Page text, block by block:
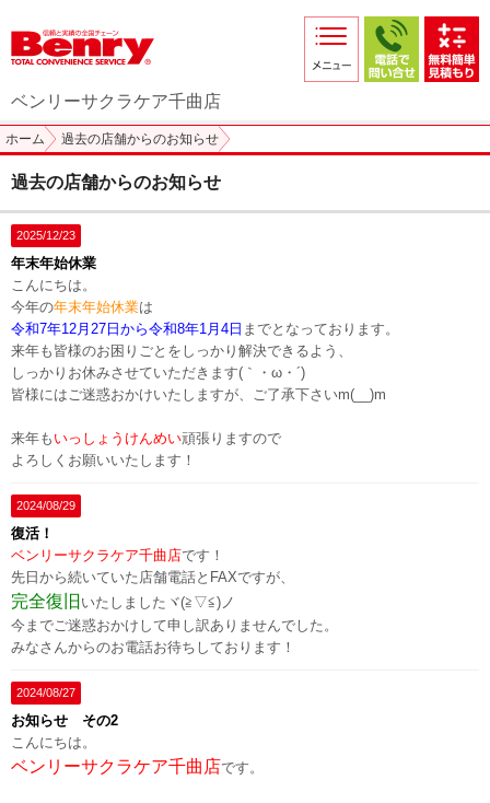
採用情報
店舗からのお知らせ
店舗日記
プライバシーポリシー
本部スマホサイト
FC加盟店募集
ベンリーサクラケア千曲店
ホーム 過去の店舗からのお知らせ
過去の店舗からのお知らせ
2025/12/23
年末年始休業
こんにちは。
今年の年末年始休業は
令和7年12月27日 から令和8年1月4日 までとなっております。
来年も皆様のお困りごとをしっかり解決できるよう、
しっかりお休みさせていただきます(｀・ω・´)ゞ
皆様にはご迷惑おかけいたしますが、ご了承下さいm(__)m
来年も いっしょうけんめい頑張りますので
よろしくお願いいたします！
2024/08/29
復活！
ベンリーサクラケア千曲店です！
先日から続いていた店舗電話とFAXですが、
完全復旧 いたしましたヾ(≧▽≦)ノ
今までご迷惑おかけして申し訳ありませんでした。
みなさんからのお電話お待ちしております！
2024/08/27
お知らせ その2
こんにちは。
ベンリーサクラケア千曲店です。